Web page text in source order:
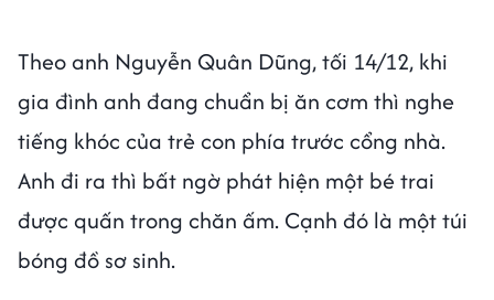
Theo anh Nguyễn Quân Dũng, tối 14/12, khi
gia đình anh đang chuẩn bị ăn cơm thì nghe
tiếng khóc của trẻ con phía trước cổng nhà.
Anh đi ra thì bất ngờ phát hiện một bé trai
được quấn trong chăn ấm. Cạnh đó là một túi
bóng đồ sơ sinh.